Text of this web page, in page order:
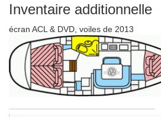
Inventaire additionnelle
écran ACL & DVD, voiles de 2013